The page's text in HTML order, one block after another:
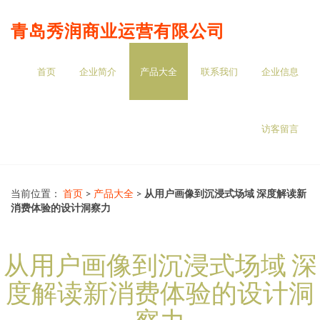
青岛秀润商业运营有限公司
首页 企业简介 产品大全 联系我们 企业信息
访客留言
当前位置： 首页 > 产品大全 > 从用户画像到沉浸式场域 深度解读新
消费体验的设计洞察力
从用户画像到沉浸式场域 深
度解读新消费体验的设计洞